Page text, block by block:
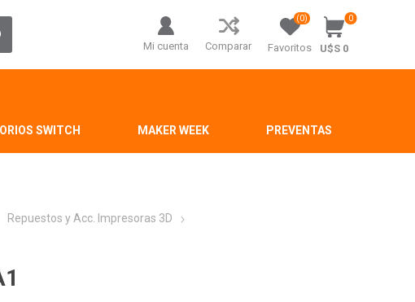
Mi cuenta Comparar Favoritos
(0) 0
U$S 0
SWITCH MAKER WEEK PREVENTAS
Repuestos y Acc. Impresoras 3D